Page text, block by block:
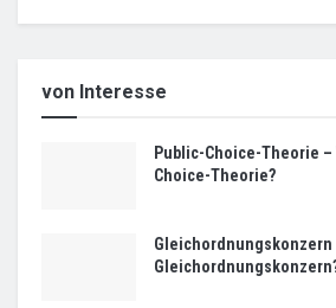
von Interesse
Public-Choice-Theorie
Choice-Theorie?
Gleichordnungskonzern